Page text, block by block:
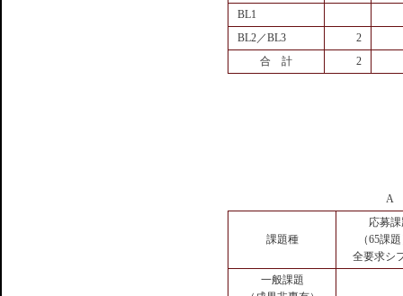
BL1
BL2／BL3
2
合 計
2
A
課題種
応募課
（65課
全要求シ
一般課題